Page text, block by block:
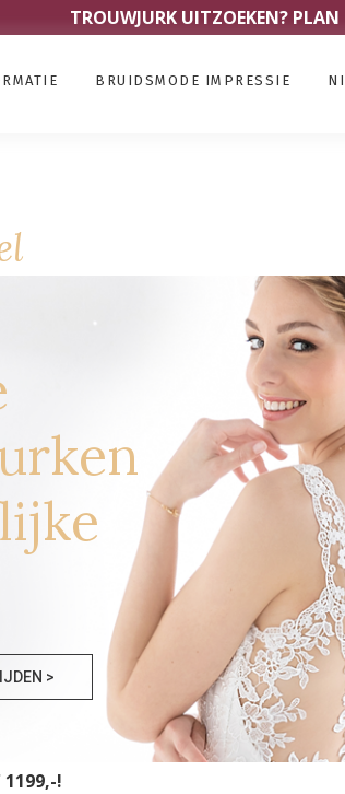
TROUWJURK UITZOEKEN? PLAN
BRUIDSMODE IMPRESSIE
>
Outlet Store van Nederland vindt
!